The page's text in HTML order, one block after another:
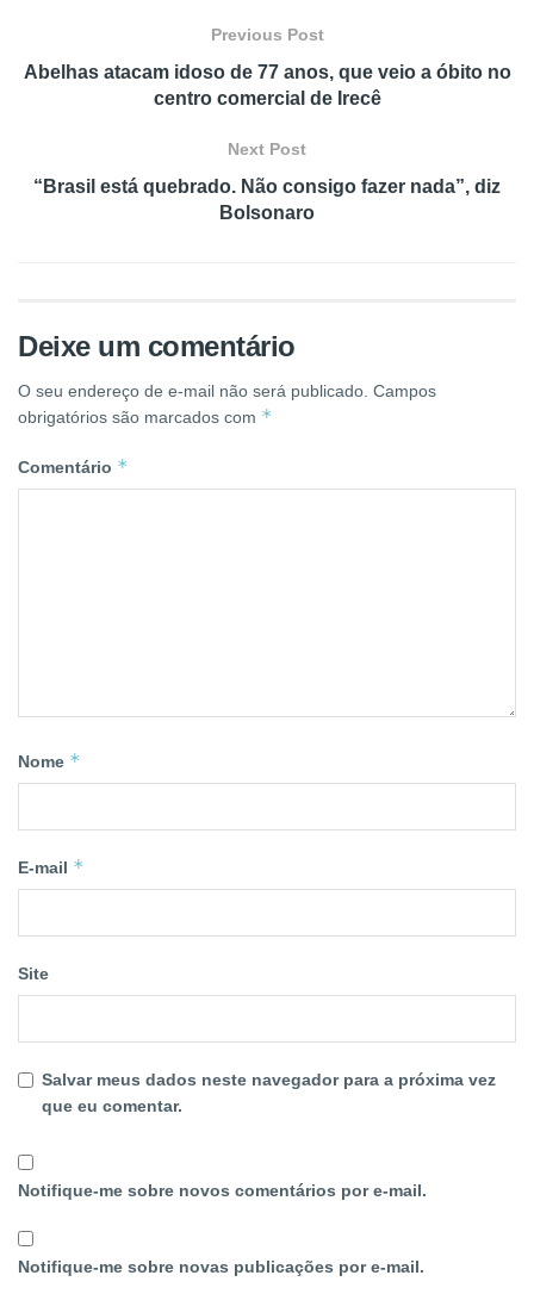
Previous Post
Abelhas atacam idoso de 77 anos, que veio a óbito no
centro comercial de Irecê
Next Post
“Brasil está quebrado. Não consigo fazer nada”, diz
Bolsonaro
Deixe um comentário
O seu endereço de e-mail não será publicado. Campos
obrigatórios são marcados com *
Comentário *
Nome *
E-mail *
Site
Salvar meus dados neste navegador para a próxima vez
que eu comentar.
Notifique-me sobre novos comentários por e-mail.
Notifique-me sobre novas publicações por e-mail.